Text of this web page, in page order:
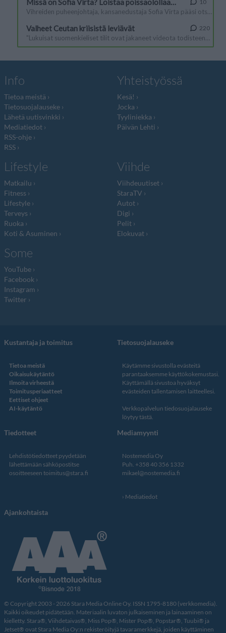
Info
Tietoa meistä
Tietosuojalauseke
Lähetä uutisvinkki
Mediatiedot
RSS-ohje
RSS
Yhteistyössä
Kesä!
Jocka
Tyyliniekka
Päivän Lehti
Lifestyle
Matkailu
Fitness
Lifestyle
Terveys
Ruoka
Koti & Asuminen
Viihde
Viihdeuutiset
StaraTV
Autot
Digi
Pelit
Elokuvat
Some
YouTube
Facebook
Instagram
Twitter
Kustantaja ja toimitus
Tietoa meistä
Oikaisukäytäntö
Ilmoita virheestä
Toimitusperiaatteet
Eettiset ohjeet
AI-käytäntö
Tietosuojalauseke
Käytämme sivustolla evästeitä
parantaaksemme käyttökokemustasi.
Käyttämällä sivustoa hyväksyt
evästeiden tallentamisen laitteellesi.
Verkkopalvelun tiedosuojalauseke
löytyy tästä.
Tiedotteet
Lehdistötiedotteet pyydetään
lähettämään sähköpostitse
osoitteeseen toimitus@stara.fi
Mediamyynti
Nostemedia Oy
Puh. +358 40 356 1332
mikael@nostemedia.fi
Mediatiedot
Ajankohtaista
© Copyright 2003 - 2026 Stara Media Online Oy. ISSN 1795-8180 (verkkomedia).
Kaikki oikeudet pidätetään. Materiaalin luvaton julkaiseminen ja lainaaminen on
kielletty. Stara®, Viihdetaivas®, Miss Pop®, Mister Pop®, Popstar®, Tuubi® ja
Jetset® ovat Stara Media Oy:n rekisteröityjä tavaramerkkejä, joiden käyttäminen